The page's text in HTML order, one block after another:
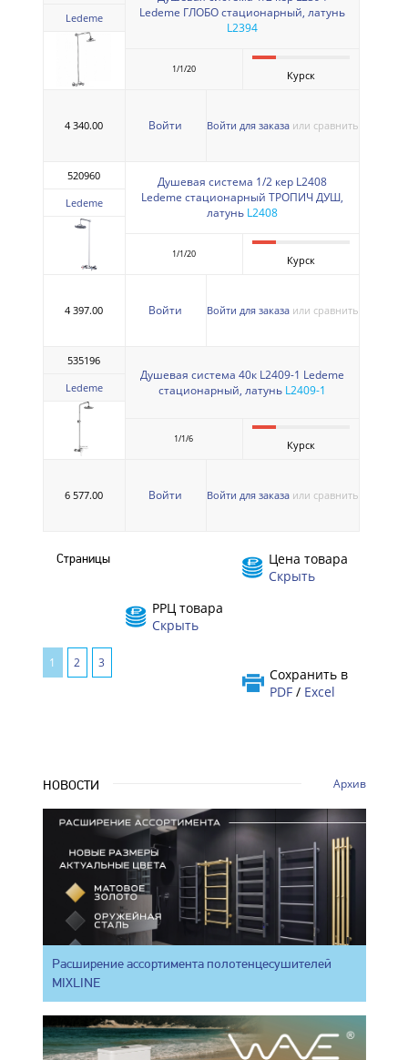
Ledeme
Ledeme ГЛОБО стационарный, латунь
L2394
1/1/20 Курск
4 340.00 Войти Войти для заказа или сравнить
520960
Ledeme
Душевая система 1/2 кер L2408
Ledeme стационарный ТРОПИЧ ДУШ,
латунь L2408
1/1/20 Курск
4 397.00 Войти Войти для заказа или сравнить
535196
Ledeme
Душевая система 40к L2409-1 Ledeme
стационарный, латунь L2409-1
1/1/6 Курск
6 577.00 Войти Войти для заказа или сравнить
Страницы
Цена товара
Скрыть
РРЦ товара
Скрыть
Сохранить в
PDF/ Excel
1 2 3
НОВОСТИ Архив
Расширение ассортимента полотенцесушителей
MIXLINE